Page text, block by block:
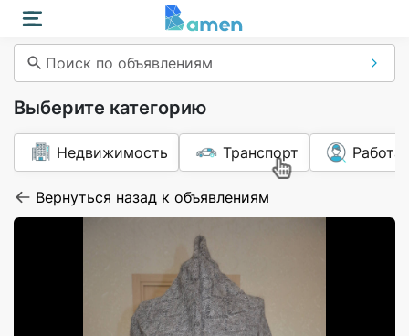
Поиск по объявлениям
Выберите категорию
Недвижимость Транспорт Работа
Вернуться назад к объявлениям